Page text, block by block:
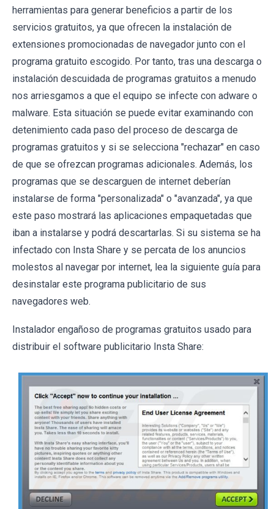
herramientas para generar beneficios a partir de los
servicios gratuitos, ya que ofrecen la instalación de
extensiones promocionadas de navegador junto con el
programa gratuito escogido. Por tanto, tras una descarga o
instalación descuidada de programas gratuitos a menudo
nos arriesgamos a que el equipo se infecte con adware o
malware. Esta situación se puede evitar examinando con
detenimiento cada paso del proceso de descarga de
programas gratuitos y si se selecciona "rechazar" en caso
de que se ofrezcan programas adicionales. Además, los
programas que se descarguen de internet deberían
instalarse de forma "personalizada" o "avanzada", ya que
este paso mostrará las aplicaciones empaquetadas que
iban a instalarse y podrá descartarlas. Si su sistema se ha
infectado con Insta Share y se percata de los anuncios
molestos al navegar por internet, lea la siguiente guía para
desinstalar este programa publicitario de sus
navegadores web.
Instalador engañoso de programas gratuitos usado para
distribuir el software publicitario Insta Share: